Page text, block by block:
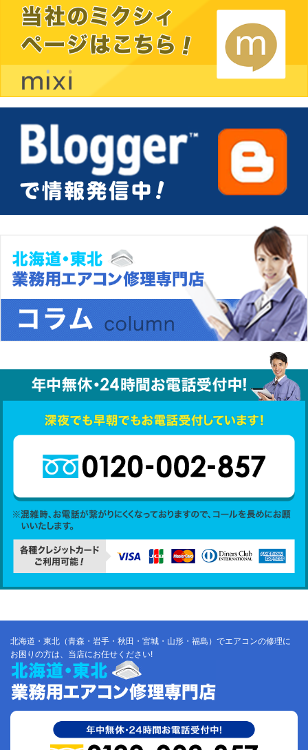
北海道・東北（青森・岩手・秋田・宮城・山形・福島）でエアコンの修理に
お困りの方は、当店にお任せください!